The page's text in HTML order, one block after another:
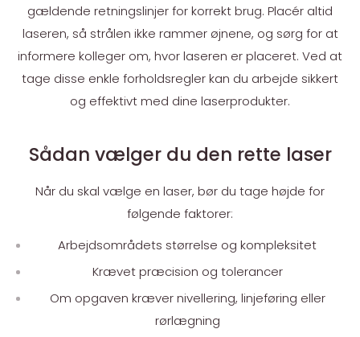
gældende retningslinjer for korrekt brug. Placér altid
laseren, så strålen ikke rammer øjnene, og sørg for at
informere kolleger om, hvor laseren er placeret. Ved at
tage disse enkle forholdsregler kan du arbejde sikkert
og effektivt med dine laserprodukter.
Sådan vælger du den rette laser
Når du skal vælge en laser, bør du tage højde for
følgende faktorer:
Arbejdsområdets størrelse og kompleksitet
Krævet præcision og tolerancer
Om opgaven kræver nivellering, linjeføring eller
rørlægning